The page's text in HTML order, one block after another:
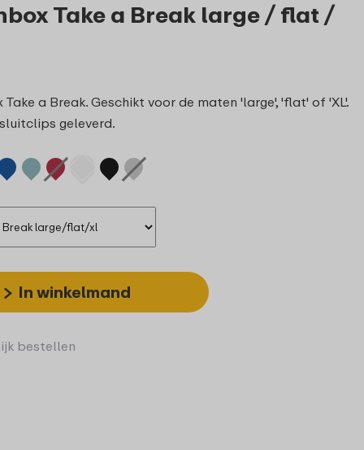
Take a Break large / flat /
a Break. Geschikt voor de maten 'large', 'flat' of 'XL'.
geleverd.
In winkelmand
bestellen